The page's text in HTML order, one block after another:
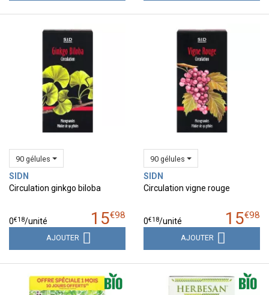
90 gélules
SIDN
Circulation ginkgo biloba
15€98
0€18/unité
AJOUTER
90 gélules
SIDN
Circulation vigne rouge
15€98
0€18/unité
AJOUTER